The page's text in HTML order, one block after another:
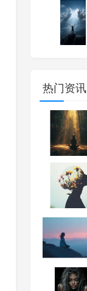
热门资讯